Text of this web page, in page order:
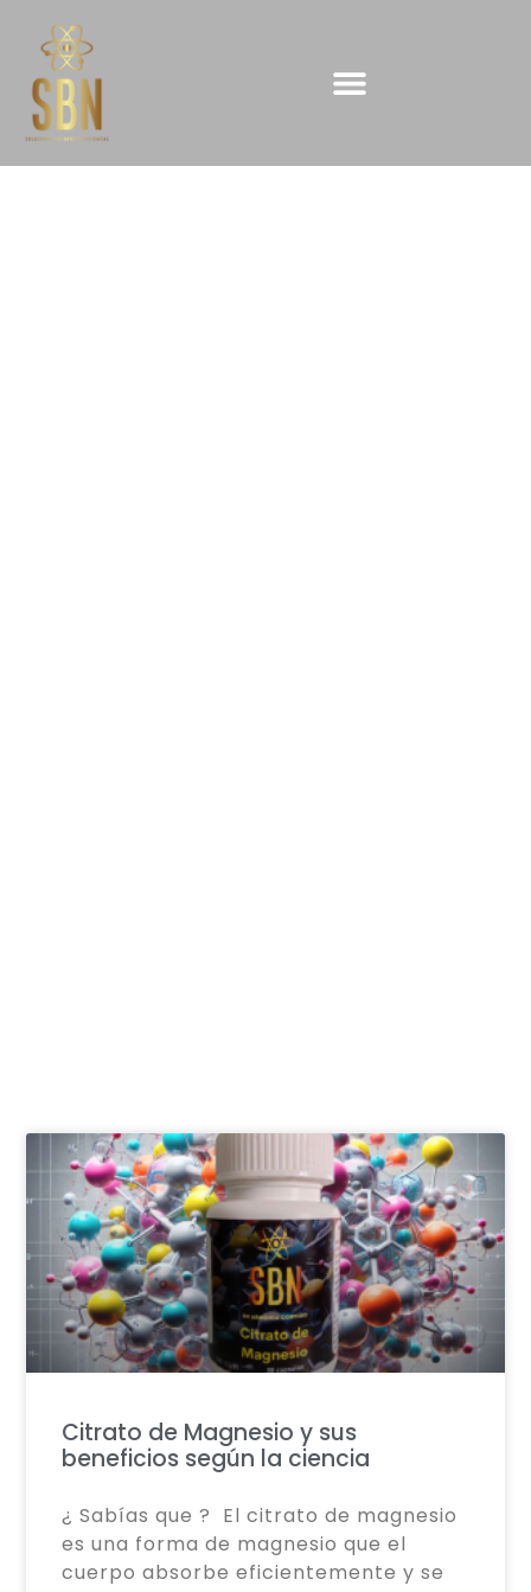
Citrato de Magnesio y sus
beneficios según la ciencia
¿ Sabías que ? El citrato de magnesio
es una forma de magnesio que el
cuerpo absorbe eficientemente y se